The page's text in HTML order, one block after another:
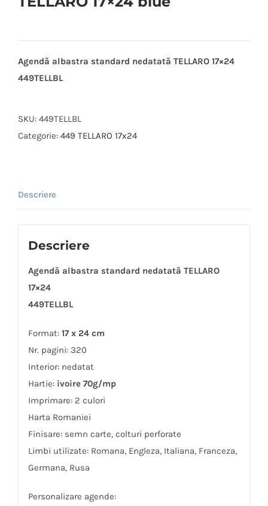
Agendă albastra standard nedatată TELLARO 17×24
449TELLBL
SKU: 449TELLBL
Categorie: 449 TELLARO 17x24
Descriere
Descriere
Agendă albastra standard nedatată TELLARO
17×24
449TELLBL
Format: 17 x 24 cm
Nr. pagini: 320
Interior: nedatat
Hartie: ivoire 70g/mp
Imprimare: 2 culori
Harta Romaniei
Finisare: semn carte, colturi perforate
Limbi utilizate: Romana, Engleza, Italiana, Franceza,
Germana, Rusa
Personalizare agende: